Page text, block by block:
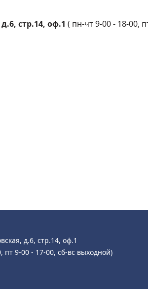
стр.14, оф.1 ( пн-чт 9-00 - 18-00,
д.6, стр.14, оф.1
9-00 - 17-00, сб-вс выходной)